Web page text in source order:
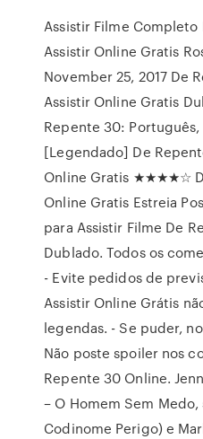
Assistir Filme
Assistir Online Gratis
November 25, 2017 De
Assistir Online Gratis
Repente 30:
[Legendado] De
Online Gratis ★★★★☆
Online Gratis Estreia
para Assistir Filme De
Dublado. Todos os
- Evite pedidos de
Assistir Online Grátis
legendas. - Se puder,
Não poste spoiler nos
Repente 30 Online.
– O Homem Sem
Codinome Perigo) e